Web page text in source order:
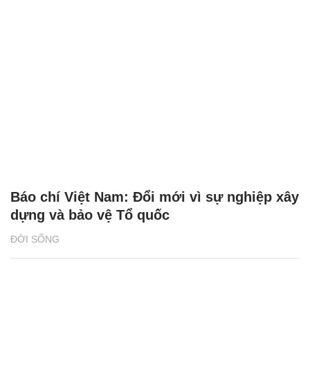
ĐỜI SỐNG
Báo chí Việt Nam: Đổi mới vì sự nghiệp xây
dựng và bảo vệ Tổ quốc